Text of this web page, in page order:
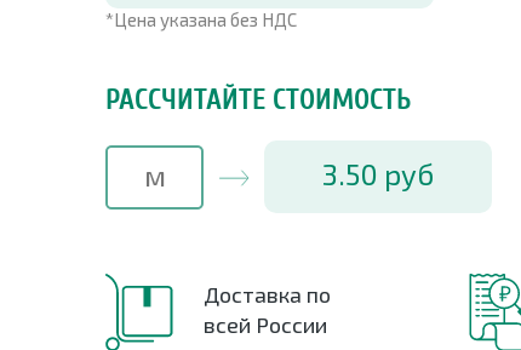
*Цена указана без НДС
РАССЧИТАЙТЕ СТОИМОСТЬ
3.50 руб
Доставка по
всей России